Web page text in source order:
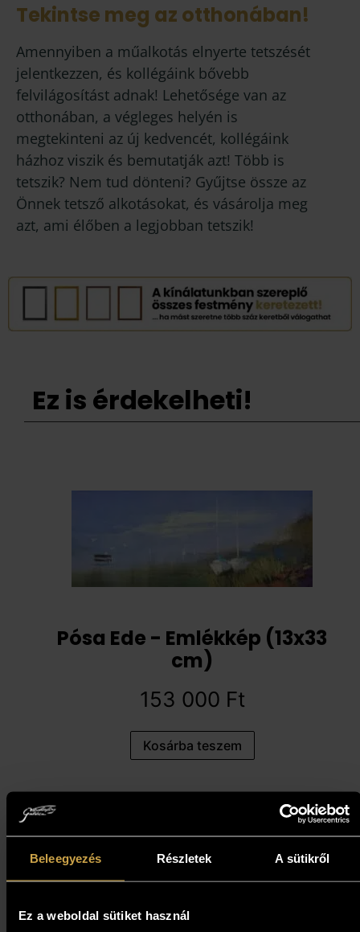
Beleegyezés Részletek A sütikről
Ez a weboldal sütiket használ
Tekintse meg az otthonában!
Amennyiben a műalkotás elnyerte tetszését
jelentkezzen, és kollégáink bővebb
felvilágosítást adnak! Lehetősége van az
otthonában, a végleges helyén is
megtekinteni az új kedvencét, kollégáink
házhoz viszik és bemutatják azt! Több is
tetszik? Nem tud dönteni? Gyűjtse össze az
Önnek tetsző alkotásokat, és vásárolja meg
azt, ami élőben a legjobban tetszik!
Ez is érdekelheti!
Pósa Ede - Emlékkép (13x33
cm)
153 000 Ft
Kosárba teszem